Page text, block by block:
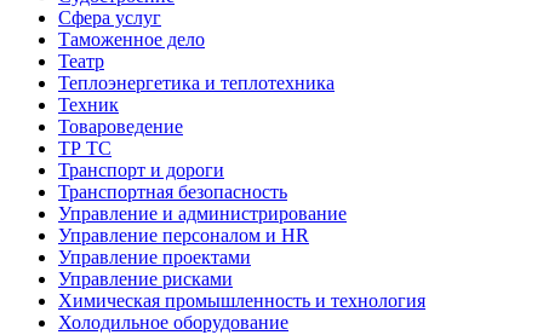
Сфера услуг
Таможенное дело
Театр
Теплоэнергетика и теплотехника
Техник
Товароведение
ТР ТС
Транспорт и дороги
Транспортная безопасность
Управление и администрирование
Управление персоналом и HR
Управление проектами
Управление рисками
Химическая промышленность и технология
Холодильное оборудование